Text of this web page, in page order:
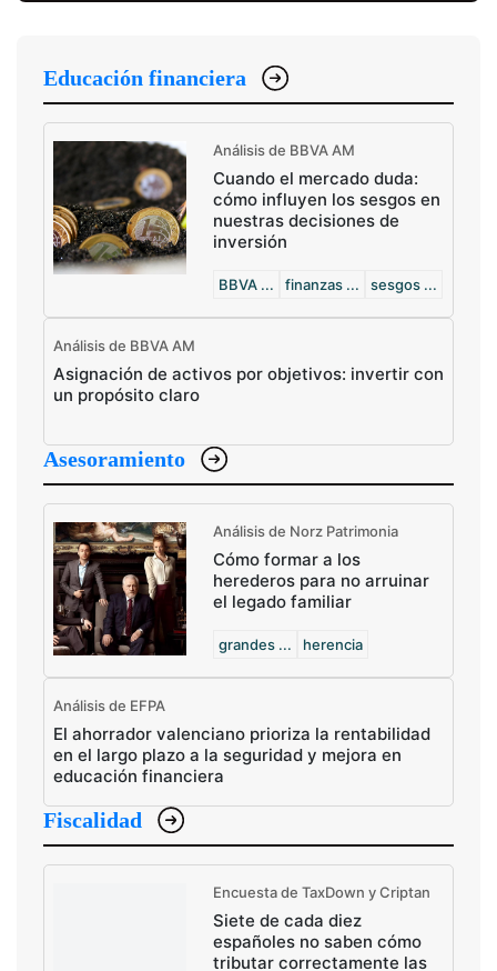
Educación financiera
Análisis de BBVA AM
Cuando el mercado duda:
cómo influyen los sesgos en
nuestras decisiones de
inversión
BBVA ... finanzas ... sesgos ...
Análisis de BBVA AM
Asignación de activos por objetivos: invertir con
un propósito claro
Asesoramiento
Análisis de Norz Patrimonia
Cómo formar a los
herederos para no arruinar
el legado familiar
grandes ... herencia
Análisis de EFPA
El ahorrador valenciano prioriza la rentabilidad
en el largo plazo a la seguridad y mejora en
educación financiera
Fiscalidad
Encuesta de TaxDown y Criptan
Siete de cada diez
españoles no saben cómo
tributar correctamente las